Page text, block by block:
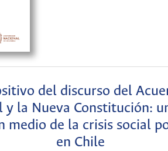
del discurso del
y la Nueva Constitución:
medio de la crisis social
en Chile